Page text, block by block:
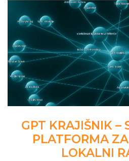
GPT KRAJIŠNIK –
PLATFORMA
LOKALNI